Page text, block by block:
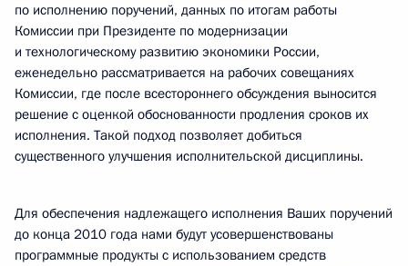
по исполнению поручений, данных по итогам работы
Комиссии при Президенте по модернизации
и технологическому развитию экономики России,
еженедельно рассматривается на рабочих совещаниях
Комиссии, где после всестороннего обсуждения выносится
решение с оценкой обоснованности продления сроков их
исполнения. Такой подход позволяет добиться
существенного улучшения исполнительской дисциплины.
Для обеспечения надлежащего исполнения Ваших поручений
до конца 2010 года нами будут усовершенствованы
программные продукты с использованием средств